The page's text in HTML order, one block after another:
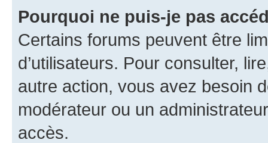
Pourquoi ne puis-je pas
Certains forums peuvent être
d’utilisateurs. Pour consulter,
autre action, vous avez besoin
modérateur ou un
accès.